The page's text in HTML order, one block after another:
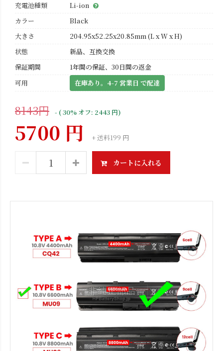
充電池種類
Li-ion
カラー
Black
大きさ
204.95x52.25x20.85mm (L x W x H)
状態
新品、互換交換
保証期間
1年間の保証、30日間の返金
可用
在庫あり。4-7 営業日 で配達
8143円 - ( 30% オフ: 2443 円)
5700 円 + 送料199 円
カートに入れる